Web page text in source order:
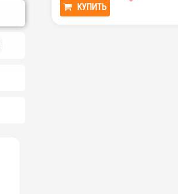
КУПИТЬ